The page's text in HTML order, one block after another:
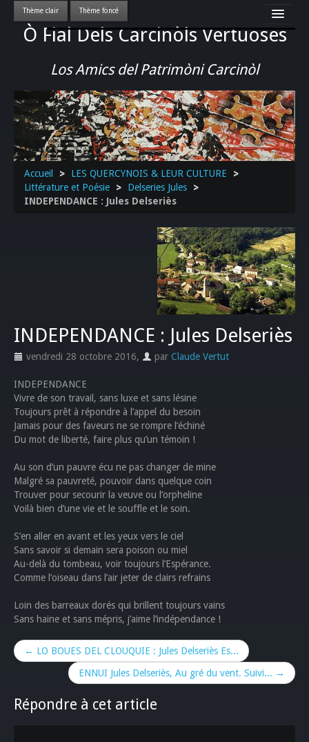
Ò Fial Dels Carcinòls Vertuoses
Los Amics del Patrimòni Carcinòl
Accueil
LES QUERCYNOIS & LEUR CULTURE
PATRIMOINE
GASTRONOMIE
ACTUALITE-CULTURE-EVENEMENTS LOCAUX
>>
Accueil > LES QUERCYNOIS & LEUR CULTURE
>
Littérature et Poésie
> Delseries Jules
>
INDEPENDANCE : Jules Delseriès
INDEPENDANCE : Jules Delseriès
vendredi 28 octobre 2016, par Claude Vertut
INDEPENDANCE
Vivre de son travail, sans luxe et sans lésine
Toujours prêt à répondre à l’appel du besoin
Jamais pour des faveurs ne se rompre l’échiné
Du mot de liberté, faire plus qu’un témoin !
Au son d’un pauvre écu ne pas changer de mine
Malgré sa pauvreté, pouvoir dans quelque coin
Trouver pour secourir la veuve ou l’orpheline
Voilà bien d’une vie et le souffle et le soin.
S’en aller en avant et les yeux vers le ciel
Sans savoir si demain sera poison ou miel
Au-delà du tombeau, voir toujours l’Espérance.
Comme l’oiseau dans l’air jeter de clairs refrains
Loin des barreaux dorés qui brillent toujours vains
Sans haine et sans mépris, j’aime l’indépendance !
← LO BOUES DEL CLOUQUIE : Jules Delseriès Es...
ENNUI Jules Delseriès, Au gré du vent. Suivi... →
Répondre à cet article